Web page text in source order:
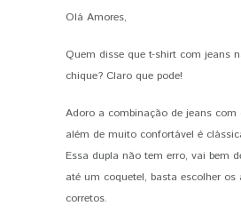
Olá Amores,
Quem disse que t-shirt com jeans
chique? Claro que pode!
Adoro a combinação de jeans com
além de muito confortável é
Essa dupla não tem erro, vai bem
até um coquetel, basta escolher os
corretos.